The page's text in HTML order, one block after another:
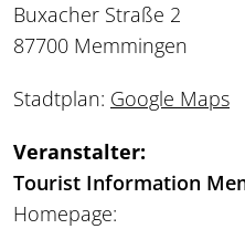
Buxacher Straße 2
87700 Memmingen
Stadtplan: Google Maps
Veranstalter:
Tourist Information
Homepage: